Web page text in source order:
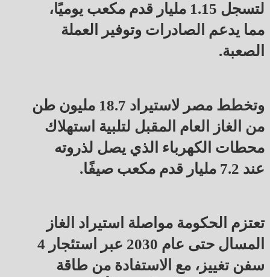
لتسجل 1.15 مليار قدم مكعب يوميًا،
مما يدعم الصادرات وتوفير العملة
الصعبة.
وتخطط مصر لاستيراد 18.7 مليون طن
من الغاز العام المقبل لتلبية استهلاك
محطات الكهرباء الذي يصل لذروته
عند 7.2 مليار قدم مكعب صيفًا.
تعتزم الحكومة مواصلة استيراد الغاز
المسال حتى عام 2030 عبر استئجار 4
سفن تغييز، مع الاستفادة من طاقة